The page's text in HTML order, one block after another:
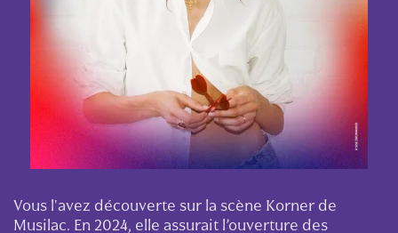
Vous l'avez découverte sur la scène Korner de
Musilac. En 2024, elle assurait l’ouverture des